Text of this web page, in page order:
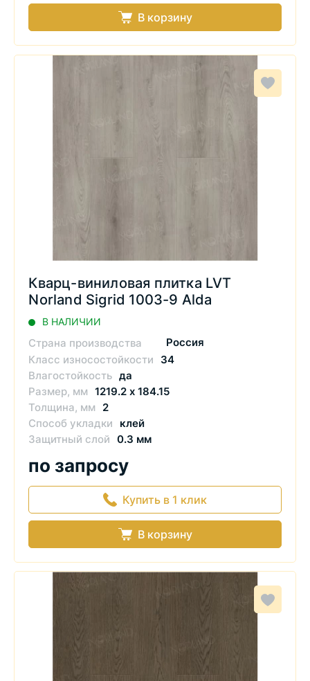
В корзину
Кварц-виниловая плитка LVT
Norland Sigrid 1003-9 Alda
В НАЛИЧИИ
Страна производства
Россия
Класс износостойкости
34
Влагостойкость да
Размер, мм 1219.2 х 184.15
Толщина, мм
2
Способ укладки
клей
Защитный слой 0.3 мм
по запросу
Купить в 1 клик
В корзину